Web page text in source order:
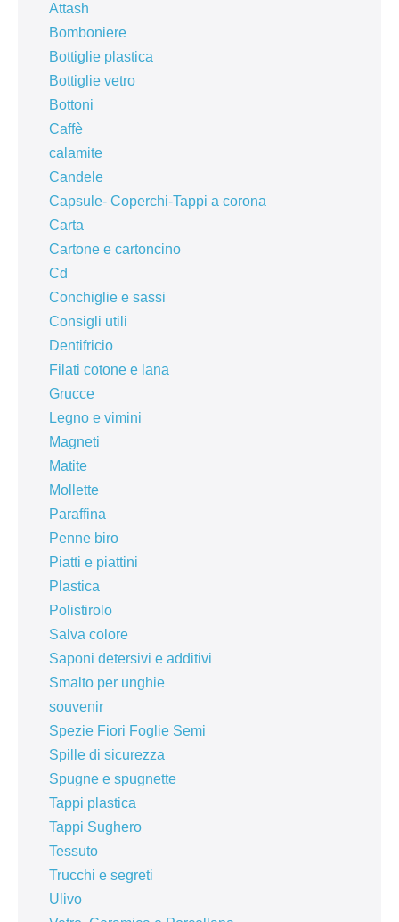
Attash
Bomboniere
Bottiglie plastica
Bottiglie vetro
Bottoni
Caffè
calamite
Candele
Capsule- Coperchi-Tappi a corona
Carta
Cartone e cartoncino
Cd
Conchiglie e sassi
Consigli utili
Dentifricio
Filati cotone e lana
Grucce
Legno e vimini
Magneti
Matite
Mollette
Paraffina
Penne biro
Piatti e piattini
Plastica
Polistirolo
Salva colore
Saponi detersivi e additivi
Smalto per unghie
souvenir
Spezie Fiori Foglie Semi
Spille di sicurezza
Spugne e spugnette
Tappi plastica
Tappi Sughero
Tessuto
Trucchi e segreti
Ulivo